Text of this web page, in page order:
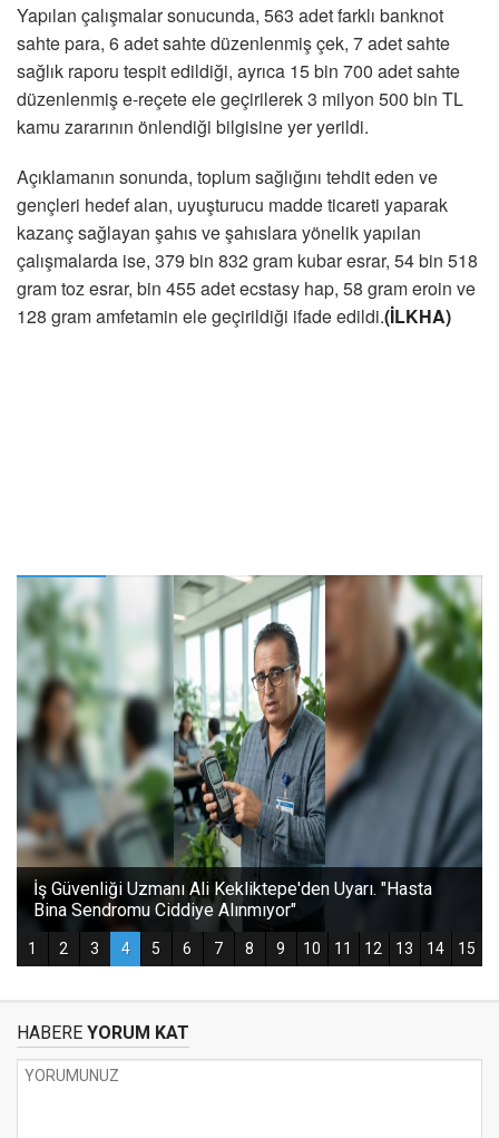
Yapılan çalışmalar sonucunda, 563 adet farklı banknot
sahte para, 6 adet sahte düzenlenmiş çek, 7 adet sahte
sağlık raporu tespit edildiği, ayrıca 15 bin 700 adet sahte
düzenlenmiş e-reçete ele geçirilerek 3 milyon 500 bin TL
kamu zararının önlendiği bilgisine yer yerildi.
Açıklamanın sonunda, toplum sağlığını tehdit eden ve
gençleri hedef alan, uyuşturucu madde ticareti yaparak
kazanç sağlayan şahıs ve şahıslara yönelik yapılan
çalışmalarda ise, 379 bin 832 gram kubar esrar, 54 bin 518
gram toz esrar, bin 455 adet ecstasy hap, 58 gram eroin ve
128 gram amfetamin ele geçirildiği ifade edildi.(İLKHA)
HABERE YORUM KAT